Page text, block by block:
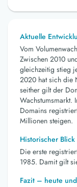
Aktuelle
Vom
Zwischen 2010
gleichzeitig stieg
2020 hat sich die
seither gilt der
Wachstumsmarkt.
Domains
Millionen steigen.
Historischer
Die erste
1985. Damit gilt
Fazit – heute